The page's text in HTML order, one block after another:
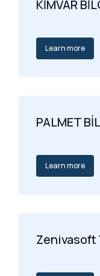
KİMVAR
Learn more
PALMET
Learn more
Zenivasoft